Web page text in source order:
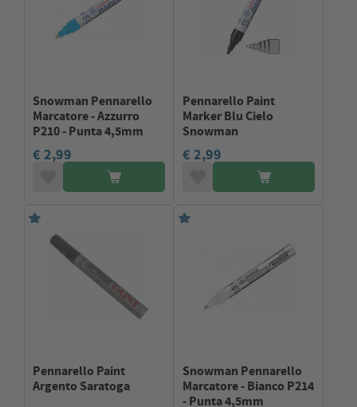
Snowman Pennarello
Marcatore - Azzurro
P210 - Punta 4,5mm
€ 2,99
Pennarello Paint
Marker Blu Cielo
Snowman
€ 2,99
Pennarello Paint
Argento Saratoga
Snowman Pennarello
Marcatore - Bianco P214
- Punta 4,5mm